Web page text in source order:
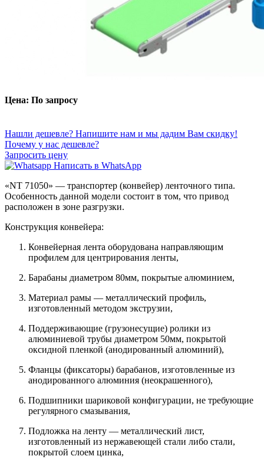
Цена: По запросу
Нашли дешевле? Напишите нам и мы дадим Вам скидку!
Почему у нас дешевле?
Запросить цену
Написать в WhatsApp
«NT 71050» — транспортер (конвейер) ленточного типа.
Особенность данной модели состоит в том, что привод
расположен в зоне разгрузки.
Конструкция конвейера:
Конвейерная лента оборудована направляющим
профилем для центрирования ленты,
Барабаны диаметром 80мм, покрытые алюминием,
Материал рамы — металлический профиль,
изготовленный методом экструзии,
Поддерживающие (грузонесущие) ролики из
алюминиевой трубы диаметром 50мм, покрытой
оксидной пленкой (анодированный алюминий),
Фланцы (фиксаторы) барабанов, изготовленные из
анодированного алюминия (неокрашенного),
Подшипники шариковой конфигурации, не требующие
регулярного смазывания,
Подложка на ленту — металлический лист,
изготовленный из нержавеющей стали либо стали,
покрытой слоем цинка,